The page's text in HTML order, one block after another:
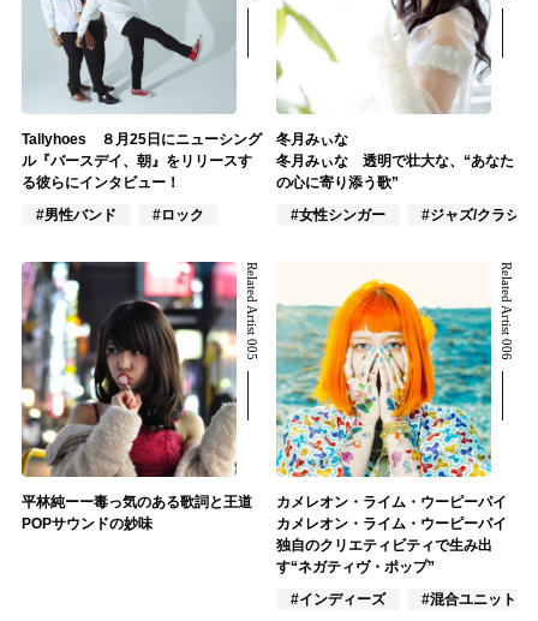
Tallyhoes ８月25日にニューシング
ル『バースデイ、朝』をリリースす
る彼らにインタビュー！
#男性バンド
#ロック
冬月みぃな
冬月みぃな 透明で壮大な、“あなた
の心に寄り添う歌”
#女性シンガー
#ジャズ/クラシッ
Related Artist 005
平林純ーー毒っ気のある歌詞と王道
POPサウンドの妙味
Related Artist 006
カメレオン・ライム・ウーピーパイ
カメレオン・ライム・ウーピーパイ
独自のクリエティビティで生み出
す“ネガティヴ・ポップ”
#インディーズ
#混合ユニット